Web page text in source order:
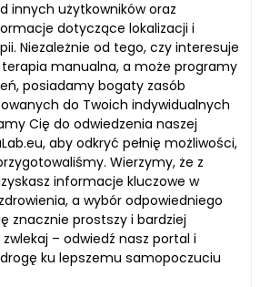
innych użytkowników oraz
dotyczące lokalizacji i
Niezależnie od tego, czy interesuje
manualna, a może programy
posiadamy bogaty zasób
do Twoich indywidualnych
Cię do odwiedzenia naszej
aby odkryć pełnię możliwości,
Wierzymy, że z
informacje kluczowe w
a wybór odpowiedniego
znacznie prostszy i bardziej
– odwiedź nasz portal i
ku lepszemu samopoczuciu